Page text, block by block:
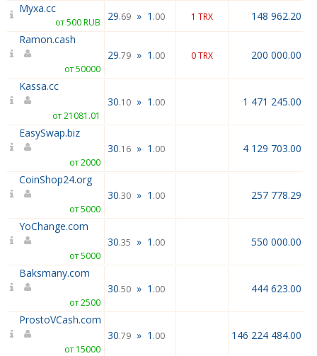
Myxa.cc
от 500 RUB 29.69 » 1 .00 1 TRX
148 962.20
Ramon.cash
от 50000
29.79 » 1 .00 0 TRX 200 000.00
Kassa.cc
от 21081.01
30.10 » 1 .00 1 471 245.00
EasySwap.biz
от 2000
30.16 » 1 .00 4 129 703.00
CoinShop24.org
от 5000
30.30 » 1 .00 257 778.29
YoChange.com
от 5000
30.35 » 1 .00 550 000.00
Baksmany.com
от 2500
30.50 » 1 .00 444 623.00
ProstoVCash.com
от 15000
30.79 » 1 .00 146 224 484.00